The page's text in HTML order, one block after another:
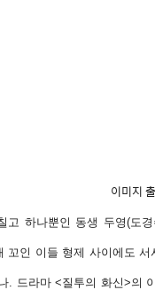
이미지
하나뿐인 동생 두영(도경
꼬인 이들 형제 사이에도 서
. 드라마 <질투의 화신>의